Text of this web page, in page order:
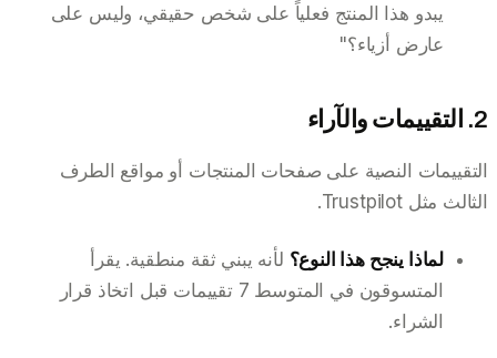
يبدو هذا المنتج فعلياً على شخص حقيقي، وليس على
عارض أزياء؟"
2. التقييمات والآراء
التقييمات النصية على صفحات المنتجات أو مواقع الطرف
الثالث مثل Trustpilot.
لماذا ينجح هذا النوع؟ لأنه يبني ثقة منطقية. يقرأ
المتسوقون في المتوسط 7 تقييمات قبل اتخاذ قرار
الشراء.